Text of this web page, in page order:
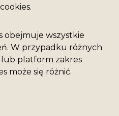
obejmuje wszystkie
W przypadku różnych
platform zakres
może się różnić.